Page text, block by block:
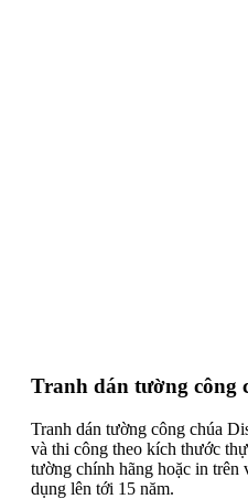
Tranh dán tường công
Tranh dán tường công chúa
và thi công theo kích thước
tường chính hãng hoặc in trên
dụng lên tới 15 năm.